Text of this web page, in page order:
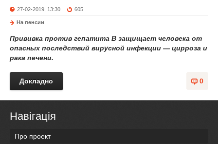
27-02-2019, 13:30 605
На пенсии
Прививка против гепатита B защищает человека от
опасных последствий вирусной инфекции — цирроза и
рака печени.
0
Докладно
Навігація
Про проект